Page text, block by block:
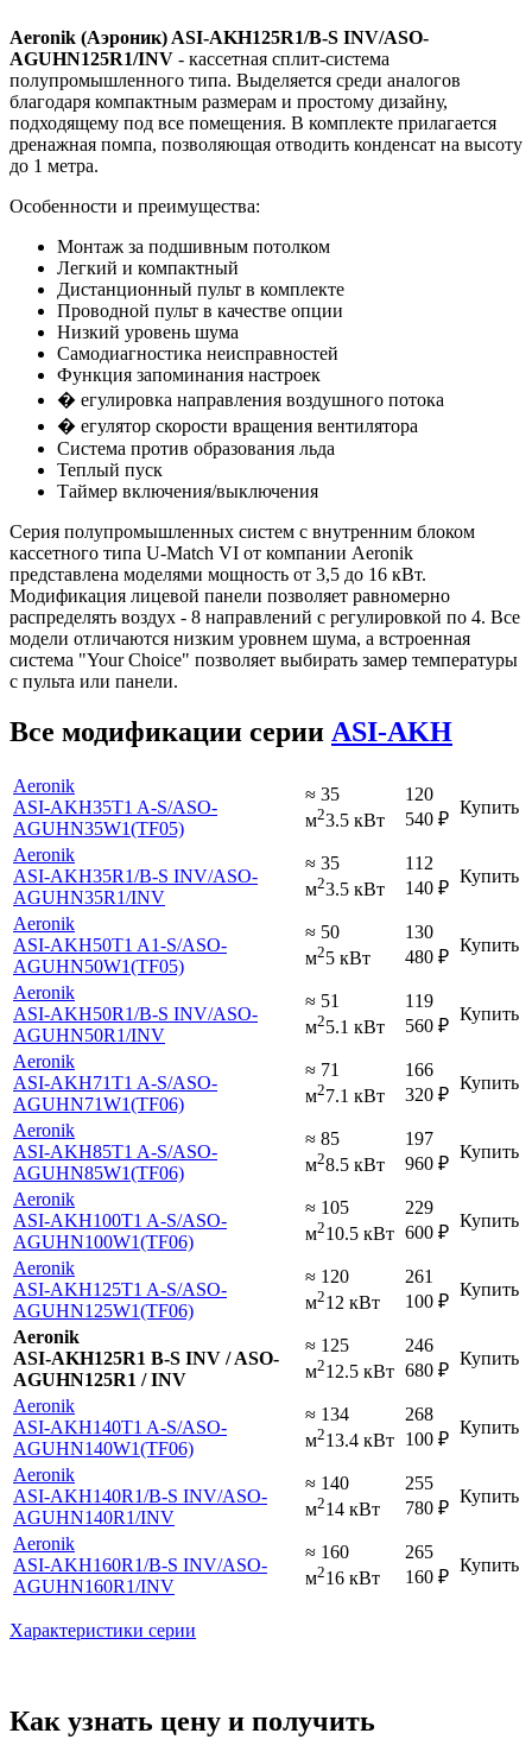
Aeronik (Аэроник) ASI-AKH125R1/B-S INV/ASO-
AGUHN125R1/INV - кассетная сплит-система
полупромышленного типа. Выделяется среди аналогов
благодаря компактным размерам и простому дизайну,
подходящему под все помещения. В комплекте прилагается
дренажная помпа, позволяющая отводить конденсат на высоту
до 1 метра.
Особенности и преимущества:
Монтаж за подшивным потолком
Легкий и компактный
Дистанционный пульт в комплекте
Проводной пульт в качестве опции
Низкий уровень шума
Самодиагностика неисправностей
Функция запоминания настроек
� егулировка направления воздушного потока
� егулятор скорости вращения вентилятора
Система против образования льда
Теплый пуск
Таймер включения/выключения
Серия полупромышленных систем с внутренним блоком
кассетного типа U-Match VI от компании Aeronik
представлена моделями мощность от 3,5 до 16 кВт.
Модификация лицевой панели позволяет равномерно
распределять воздух - 8 направлений с регулировкой по 4. Все
модели отличаются низким уровнем шума, а встроенная
система "Your Choice" позволяет выбирать замер температуры
с пульта или панели.
Все модификации серии ASI-AKH
Aeronik
ASI-AKH35T1 A-S/ASO-
AGUHN35W1(ТF05)
≈ 35
м23.5 кВт
120
540 ₽
Купить
Aeronik
ASI-AKH35R1/B-S INV/ASO-
AGUHN35R1/INV
≈ 35
м23.5 кВт
112
140 ₽
Купить
Aeronik
ASI-AKH50T1 A1-S/ASO-
AGUHN50W1(ТF05)
≈ 50
м25 кВт
130
480 ₽
Купить
Aeronik
ASI-AKH50R1/B-S INV/ASO-
AGUHN50R1/INV
≈ 51
м25.1 кВт
119
560 ₽
Купить
Aeronik
ASI-AKH71T1 A-S/ASO-
AGUHN71W1(ТF06)
≈ 71
м27.1 кВт
166
320 ₽
Купить
Aeronik
ASI-AKH85T1 A-S/ASO-
AGUHN85W1(ТF06)
≈ 85
м28.5 кВт
197
960 ₽
Купить
Aeronik
ASI-AKH100T1 A-S/ASO-
AGUHN100W1(ТF06)
≈ 105
м210.5 кВт
229
600 ₽
Купить
Aeronik
ASI-AKH125T1 A-S/ASO-
AGUHN125W1(ТF06)
≈ 120
м212 кВт
261
100 ₽
Купить
Aeronik
ASI-AKH125R1 B-S INV / ASO-
AGUHN125R1 / INV
≈ 125
м212.5 кВт
246
680 ₽
Купить
Aeronik
ASI-AKH140T1 A-S/ASO-
AGUHN140W1(ТF06)
≈ 134
м213.4 кВт
268
100 ₽
Купить
Aeronik
ASI-AKH140R1/B-S INV/ASO-
AGUHN140R1/INV
≈ 140
м214 кВт
255
780 ₽
Купить
Aeronik
ASI-AKH160R1/B-S INV/ASO-
AGUHN160R1/INV
≈ 160
м216 кВт
265
160 ₽
Купить
Характеристики серии
Как узнать цену и получить